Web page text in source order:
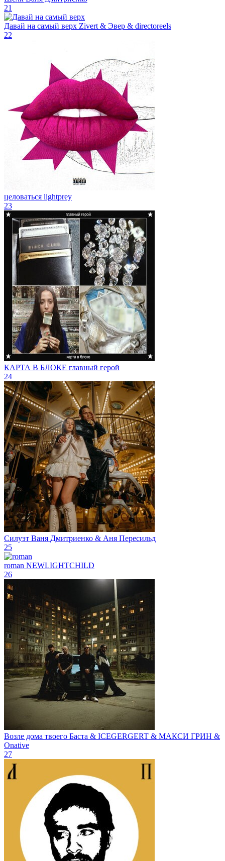
21
Давай на самый верх Zivert & Эвер & directoreels
22
целоваться lightprey
23
КАРТА В БЛОКЕ главный герой
24
Силуэт Ваня Дмитриенко & Аня Пересильд
25
roman NEWLIGHTCHILD
26
Возле дома твоего Баста & ICEGERGERT & МАКСИ ГРИН &
Onative
27